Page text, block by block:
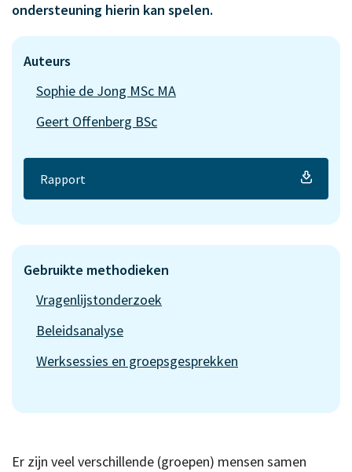
ondersteuning hierin kan spelen.
Auteurs
Sophie de Jong MSc MA
Geert Offenberg BSc
Rapport
Gebruikte methodieken
Vragenlijstonderzoek
Beleidsanalyse
Werksessies en groepsgesprekken
Er zijn veel verschillende (groepen) mensen samen